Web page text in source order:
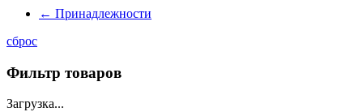
← Принадлежности
сброс
Фильтр товаров
Загрузка...